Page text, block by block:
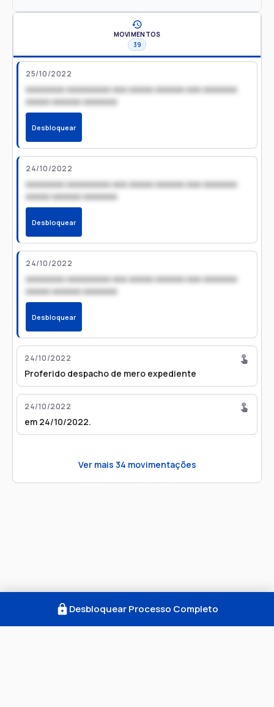
MOVIMENTOS
39
25/10/2022
xxxxxxxx xxxxxxxxx xxx xxxxx xxxxxx xxx xxxxxxx
xxxxx xxxxxx xxxxxxx
Desbloquear
24/10/2022
xxxxxxxx xxxxxxxxx xxx xxxxx xxxxxx xxx xxxxxxx
xxxxx xxxxxx xxxxxxx
Desbloquear
24/10/2022
xxxxxxxx xxxxxxxxx xxx xxxxx xxxxxx xxx xxxxxxx
xxxxx xxxxxx xxxxxxx
Desbloquear
24/10/2022
Proferido despacho de mero expediente
24/10/2022
em 24/10/2022.
Ver mais 34 movimentações
Desbloquear Processo Completo